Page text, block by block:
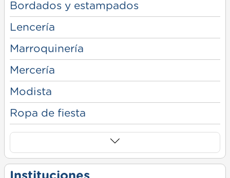
Bordados y estampados
Lencería
Marroquinería
Mercería
Modista
Ropa de fiesta